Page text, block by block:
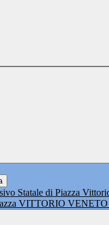
VITTORIO VENETO